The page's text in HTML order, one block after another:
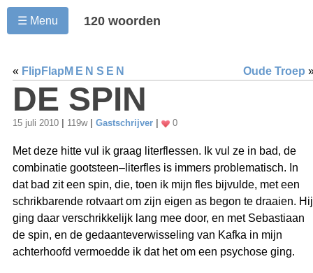
☰ Menu 120 woorden
« FlipFlap Oude Troep
MENSEN
DE SPIN
15 juli 2010 119w Gastschrijver 0
Met deze hitte vul ik graag literflessen. Ik vul ze in bad, de
combinatie gootsteen–literfles is immers problematisch. In
dat bad zit een spin, die, toen ik mijn fles bijvulde, met een
schrikbarende rotvaart om zijn eigen as begon te draaien. Hij
ging daar verschrikkelijk lang mee door, en met Sebastiaan
de spin, en de gedaanteverwisseling van Kafka in mijn
achterhoofd vermoedde ik dat het om een psychose ging.